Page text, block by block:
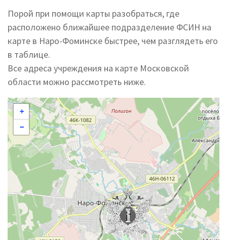
Порой при помощи карты разобраться, где
расположено ближайшее подразделение ФСИН на
карте в Наро-Фоминске быстрее, чем разглядеть его
в таблице.
Все адреса учреждения на карте Московской
области можно рассмотреть ниже.
+
−